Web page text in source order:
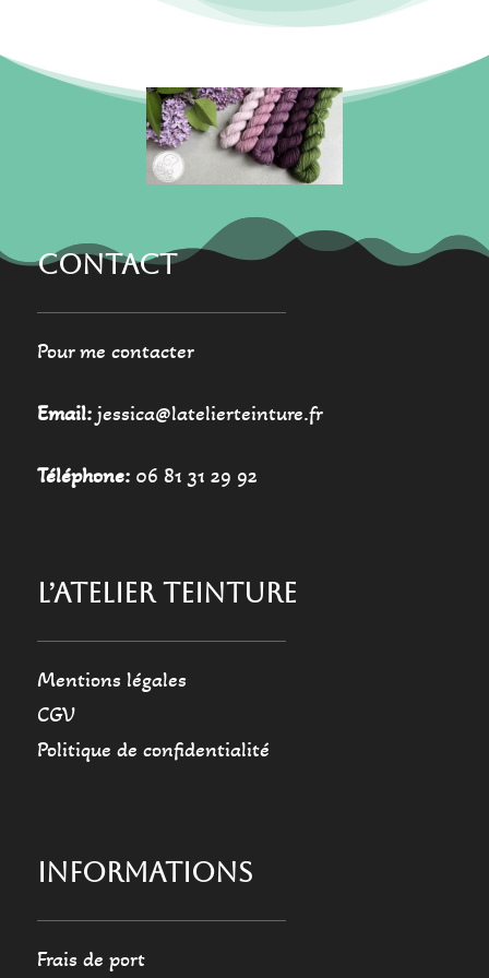
choisies
peuvent
choisies
sur
la
page
produit
CONTACT
Pour me contacter
Email:jessica@latelierteinture.fr
Téléphone:06 81 31 29 92
L’ATELIER TEINTURE
Mentions légales
CGV
Politique de confidentialité
INFORMATIONS
Frais de port